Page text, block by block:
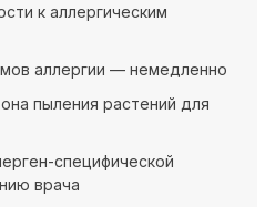
к аллергическим
аллергии — немедленно
пыления растений для
специфической
врача